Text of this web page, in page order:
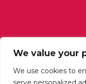
We value your
We use cookies to